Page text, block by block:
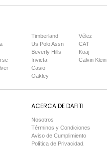
Timberland
Us Polo Assn
Beverly Hills
Invicta
Casio
Oakley
Vélez
CAT
Koaj
Calvin Klein
ACERCA DE DAFITI
Nosotros
Términos y Condiciones
Aviso de Cumplimiento
Política de Privacidad.